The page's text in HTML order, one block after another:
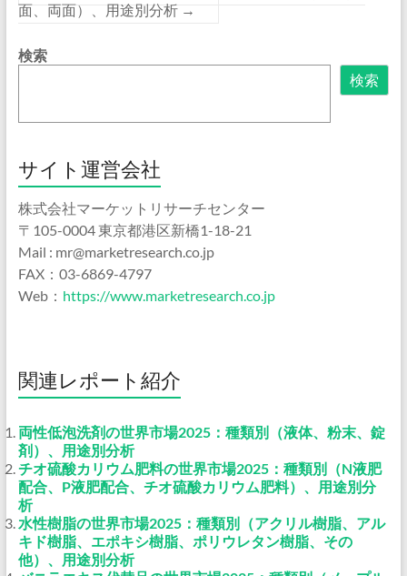
面、両面）、用途別分析 →
検索
検索
サイト運営会社
株式会社マーケットリサーチセンター
〒105-0004 東京都港区新橋1-18-21
Mail : mr@marketresearch.co.jp
FAX：03-6869-4797
Web： https://www.marketresearch.co.jp
関連レポート紹介
両性低泡洗剤の世界市場2025：種類別（液体、粉末、錠
剤）、用途別分析
チオ硫酸カリウム肥料の世界市場2025：種類別（N液肥
配合、P液肥配合、チオ硫酸カリウム肥料）、用途別分
析
水性樹脂の世界市場2025：種類別（アクリル樹脂、アル
キド樹脂、エポキシ樹脂、ポリウレタン樹脂、その
他）、用途別分析